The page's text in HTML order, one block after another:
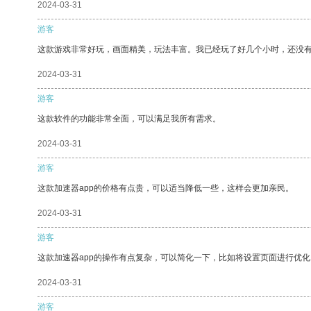
2024-03-31
游客
这款游戏非常好玩，画面精美，玩法丰富。我已经玩了好几个小时，还没有
2024-03-31
游客
这款软件的功能非常全面，可以满足我所有需求。
2024-03-31
游客
这款加速器app的价格有点贵，可以适当降低一些，这样会更加亲民。
2024-03-31
游客
这款加速器app的操作有点复杂，可以简化一下，比如将设置页面进行优化
2024-03-31
游客